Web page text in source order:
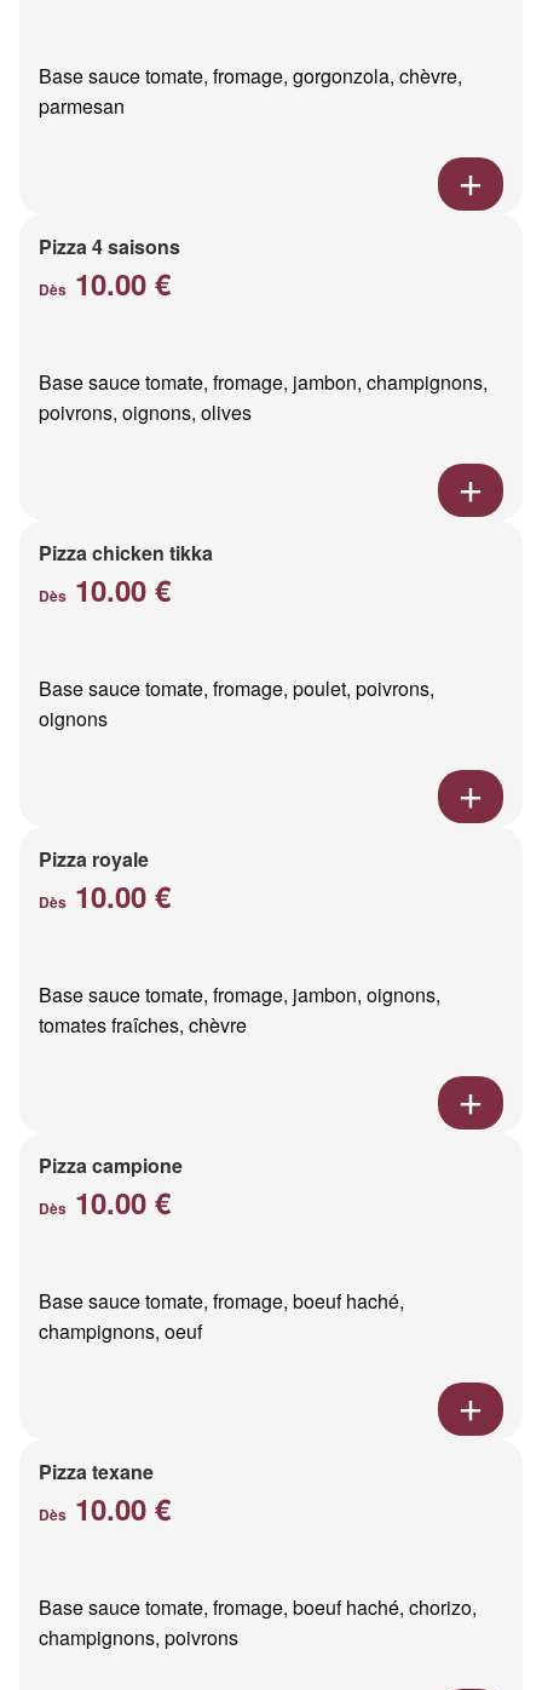
Base sauce tomate, fromage, gorgonzola, chèvre,
parmesan
Pizza 4 saisons
Dès 10.00 €
Base sauce tomate, fromage, jambon, champignons,
poivrons, oignons, olives
Pizza chicken tikka
Dès 10.00 €
Base sauce tomate, fromage, poulet, poivrons,
oignons
Pizza royale
Dès 10.00 €
Base sauce tomate, fromage, jambon, oignons,
tomates fraîches, chèvre
Pizza campione
Dès 10.00 €
Base sauce tomate, fromage, boeuf haché,
champignons, oeuf
Pizza texane
Dès 10.00 €
Base sauce tomate, fromage, boeuf haché, chorizo,
champignons, poivrons